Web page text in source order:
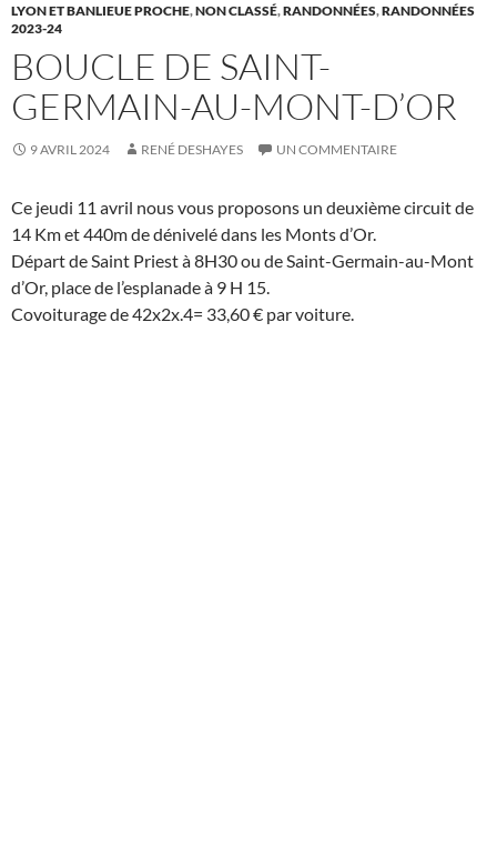
LYON ET BANLIEUE PROCHE,NON CLASSÉ,RANDONNÉES,RANDONNÉES
2023-24
BOUCLE DE SAINT-
GERMAIN-AU-MONT-D’OR
9 AVRIL 2024 RENÉ DESHAYES UN COMMENTAIRE
Ce jeudi 11 avril nous vous proposons un deuxième circuit de
14 Km et 440m de dénivelé dans les Monts d’Or.
Départ de Saint Priest à 8H30 ou de Saint-Germain-au-Mont
d’Or, place de l’esplanade à 9 H 15.
Covoiturage de 42x2x.4= 33,60 € par voiture.